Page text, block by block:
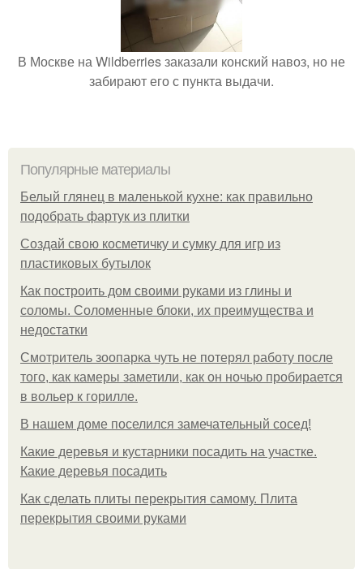
В Москве на Wildberries заказали конский навоз, но не
забирают его с пункта выдачи.
Популярные материалы
Белый глянец в маленькой кухне: как правильно
подобрать фартук из плитки
Создай свою косметичку и сумку для игр из
пластиковых бутылок
Как построить дом своими руками из глины и
соломы. Соломенные блоки, их преимущества и
недостатки
Смотритель зоопарка чуть не потерял работу после
того, как камеры заметили, как он ночью пробирается
в вольер к горилле.
В нашем доме поселился замечательный сосед!
Какие деревья и кустарники посадить на участке.
Какие деревья посадить
Как сделать плиты перекрытия самому. Плита
перекрытия своими руками